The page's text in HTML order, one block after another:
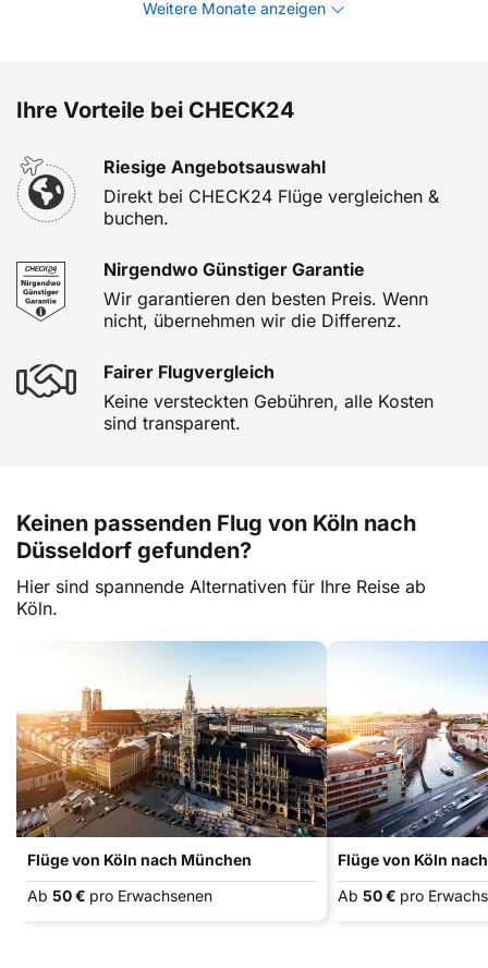
Weitere Monate anzeigen
Ihre Vorteile bei CHECK24
Riesige Angebotsauswahl
Direkt bei CHECK24 Flüge vergleichen &
buchen.
Nirgendwo Günstiger Garantie
Wir garantieren den besten Preis. Wenn
nicht, übernehmen wir die Differenz.
Fairer Flugvergleich
Keine versteckten Gebühren, alle Kosten
sind transparent.
Keinen passenden Flug von Köln nach
Düsseldorf gefunden?
Hier sind spannende Alternativen für Ihre Reise ab
Köln.
Flüge von Köln nach München
Ab 50 € pro Erwachsenen
Flüge von Köln
Ab 50 € pro